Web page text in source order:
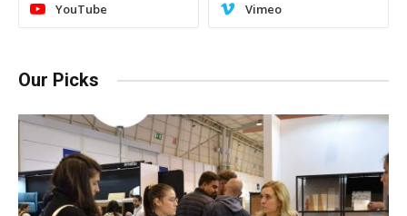
YouTube Vimeo
Our Picks